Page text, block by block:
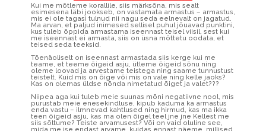
Kui me mõtleme korallile, siis märksõna, mis sealt
esimesena läbi jookseb, on vastamata armastus – armastus,
mis ei ole tagasi tulnud nii nagu seda eelnevalt on jagatud.
Ma arvan, et paljud inimesed sellisel puhul jõuavad punktini,
kus tuleb õppida armastama iseennast teisel viisil, sest kui
me iseennast ei armasta, siis on üsna mõttetu oodata, et
teised seda teeksid.
Tõenäoliselt on iseennast armastada siis kerge kui me
teame, et teeme õigeid asju, ütleme õigeid sõnu ning
oleme loovad ja arvestame teistega ning saame tunnustust
teistelt. Kuid mis on õige või mis on vale ning kelle jaoks?
Kas on olemas üldse nõnda nimetatud õiget ja valet???
Niipea aga kui tuleb meie suunas mõni negatiivne nool, mis
purustab meie enesekindluse, kipub kaduma ka armastus
enda vastu – ilmnevad kahtlused ning hirmud, kas ma ikka
teen õigeid asju, kas ma olen õigel teel jne jne Kellest me
siis sõltume? Teiste arvamusest? Või on vaid oluline see,
mida me ise endast arvame, kuidas ennast näeme, millised